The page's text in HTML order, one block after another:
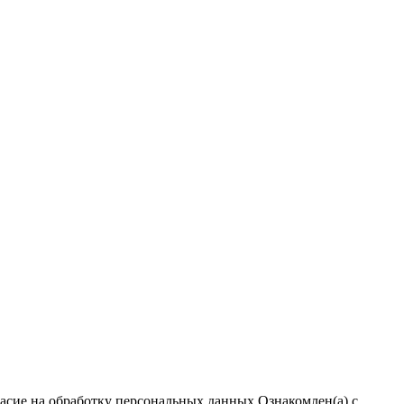
на обработку персональных данных Ознакомлен(а) с